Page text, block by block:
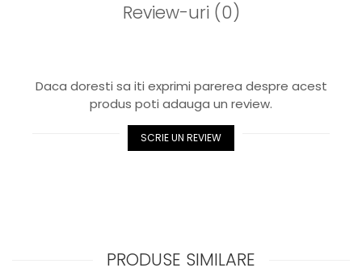
Review-uri (0)
Daca doresti sa iti exprimi parerea despre acest
produs poti adauga un review.
SCRIE UN REVIEW
PRODUSE SIMILARE